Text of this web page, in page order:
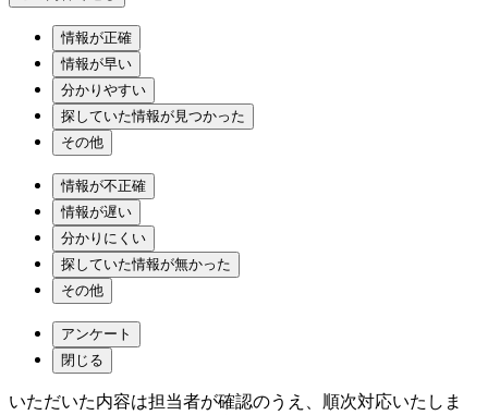
情報が正確
情報が早い
分かりやすい
探していた情報が見つかった
その他
情報が不正確
情報が遅い
分かりにくい
探していた情報が無かった
その他
アンケート
閉じる
いただいた内容は担当者が確認のうえ、順次対応いたしま